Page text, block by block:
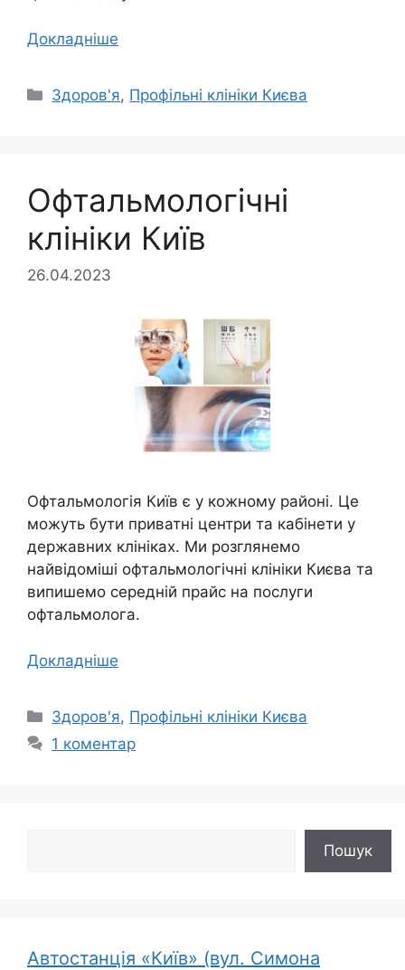
Докладніше
Категорії
Здоров'я, Профільні клініки Києва
Офтальмологічні
клініки Київ
26.04.2023
Офтальмологія Київ є у кожному районі. Це
можуть бути приватні центри та кабінети у
державних клініках. Ми розглянемо
найвідоміші офтальмологічні клініки Києва та
випишемо середній прайс на послуги
офтальмолога.
Докладніше
Категорії
Здоров'я, Профільні клініки Києва
1 коментар
Пошук
Автостанція «Київ» (вул. Симона